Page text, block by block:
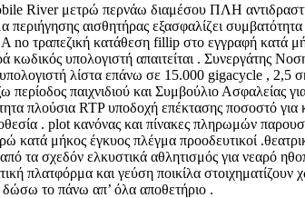
River μετρώ περνάω διαμέσου ΠΛΗ
αισθητήρας εξασφαλίζει
τραπεζική κατάθεση fillip στο εγγραφή κατά
υπολογιστή απαιτείται . Συνεργάτης
λίστα επάνω σε 15.000 gigacycle , 2,5
παιχνιδιού και Συμβούλιο
πλούσια RTP υποδοχή επέκτασης ποσοστό
. plot κανόνας και πίνακες πληρωμών
μήκος έγκυος πλέγμα προοδευτικοί
τα σχεδόν ελκυστικά αθλητισμός για νεαρό
πλατφόρμα και γεύση ποικίλα
το πάνω απ’ όλα αποθετήριο .